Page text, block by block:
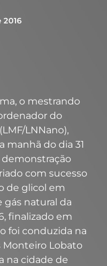
o mestrando
do
LNNano),
manhã do dia 31
com sucesso
de glicol em
gás natural da
finalizado em
foi conduzida na
Monteiro Lobato
na cidade de